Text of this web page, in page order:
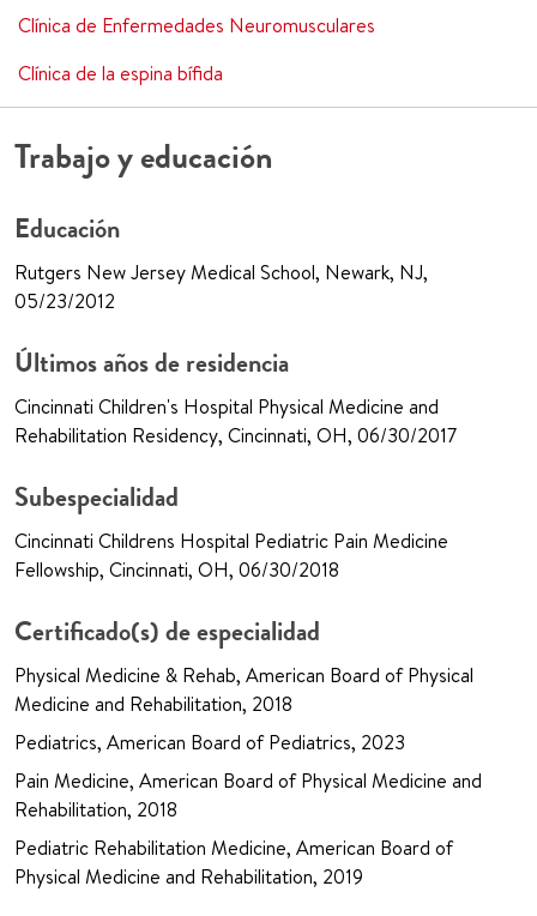
Clínica de Enfermedades Neuromusculares
Clínica de la espina bífida
Trabajo y educación
Educación
Rutgers New Jersey Medical School, Newark, NJ,
05/23/2012
Últimos años de residencia
Cincinnati Children's Hospital Physical Medicine and
Rehabilitation Residency, Cincinnati, OH, 06/30/2017
Subespecialidad
Cincinnati Childrens Hospital Pediatric Pain Medicine
Fellowship, Cincinnati, OH, 06/30/2018
Certificado(s) de especialidad
Physical Medicine & Rehab, American Board of Physical
Medicine and Rehabilitation, 2018
Pediatrics, American Board of Pediatrics, 2023
Pain Medicine, American Board of Physical Medicine and
Rehabilitation, 2018
Pediatric Rehabilitation Medicine, American Board of
Physical Medicine and Rehabilitation, 2019